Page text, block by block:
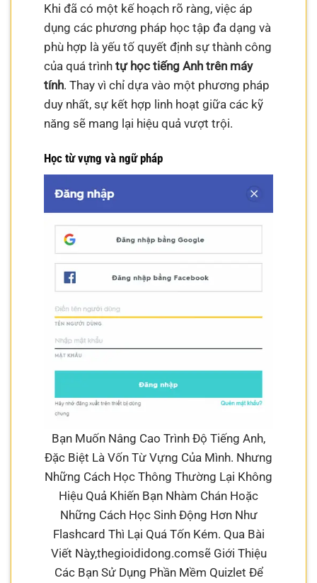
Khi đã có một kế hoạch rõ ràng, việc áp
dụng các phương pháp học tập đa dạng và
phù hợp là yếu tố quyết định sự thành công
của quá trìnhtự học tiếng Anh trên máy
tính. Thay vì chỉ dựa vào một phương pháp
duy nhất, sự kết hợp linh hoạt giữa các kỹ
năng sẽ mang lại hiệu quả vượt trội.
Học từ vựng và ngữ pháp
Bạn Muốn Nâng Cao Trình Độ Tiếng Anh,
Đặc Biệt Là Vốn Từ Vựng Của Mình. Nhưng
Những Cách Học Thông Thường Lại Không
Hiệu Quả Khiến Bạn Nhàm Chán Hoặc
Những Cách Học Sinh Động Hơn Như
Flashcard Thì Lại Quá Tốn Kém. Qua Bài
Viết Này,thegioididong.comsẽ Giới Thiệu
Các Bạn Sử Dụng Phần Mềm Quizlet Để